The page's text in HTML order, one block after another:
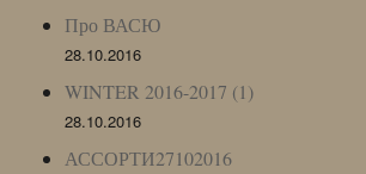
Про ВАСЮ
28.10.2016
WINTER 2016-2017 (1)
28.10.2016
АССОРТИ27102016